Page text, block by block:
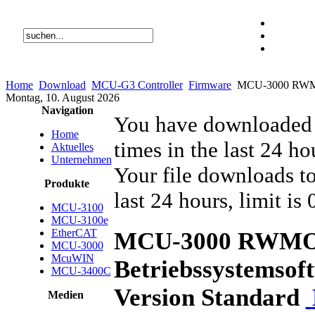
Home Download MCU-G3 Controller Firmware MCU-3000
Montag, 10. August 2026
Navigation
Home
Aktuelles
Unternehmen
Produkte
MCU-3100
MCU-3100e
EtherCAT
MCU-3000
McuWIN
MCU-3400C
Medien
You have
times in the last 24
Your file downloads
last 24 hours, limit is
MCU-3000
Version Standard